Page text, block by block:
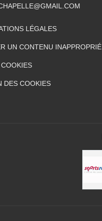
LÉGALES
UN CONTENU INAPPROPRIÉ
DES COOKIES